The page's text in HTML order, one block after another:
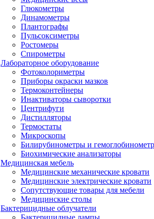
Глюкометры
Динамометры
Плантографы
Пульсоксиметры
Ростомеры
Спирометры
Лабораторное оборудование
Фотоколориметры
Приборы окраски мазков
Термоконтейнеры
Инактиваторы сыворотки
Центрифуги
Дистилляторы
Термостаты
Микроскопы
Билирубинометры и
Биохимические анализаторы
Медицинская мебель
Медицинские механические кровати
Медицинские электрические кровати
Сопутствующие товары для мебели
Медицинские столы
Бактерицидные облучатели
Бактерицидные лампы